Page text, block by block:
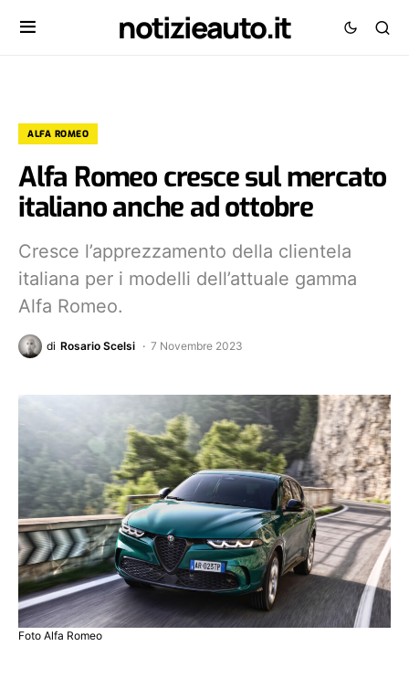
notizieauto.it
ALFA ROMEO
Alfa Romeo cresce sul mercato
italiano anche ad ottobre
Cresce l’apprezzamento della clientela
italiana per i modelli dell’attuale gamma
Alfa Romeo.
di Rosario Scelsi 7 Novembre 2023
Foto Alfa Romeo